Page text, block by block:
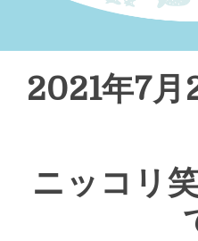
2021年7月
ニッコリ